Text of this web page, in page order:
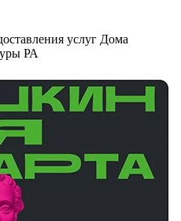
услуг Дома
РА